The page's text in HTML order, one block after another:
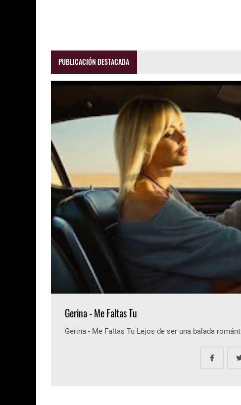
PUBLICACIÓN DESTACADA
Gerina - Me Faltas Tu
Gerina - Me Faltas Tu Lejos de ser una balada